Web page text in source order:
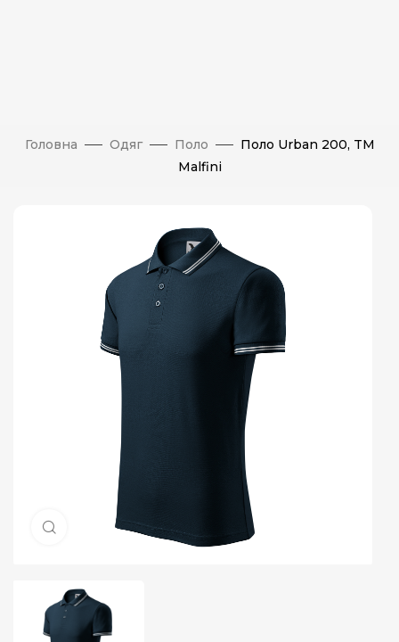
Головна Одяг Поло
Поло Urban 200, TM
Malfini
Натисніть, щоб збільшити